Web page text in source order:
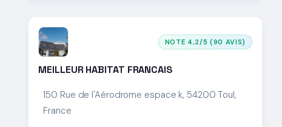
NOTE 4,2/5 (90 AVIS)
MEILLEUR HABITAT FRANCAIS
150 Rue de l'Aérodrome espace k, 54200 Toul,
France